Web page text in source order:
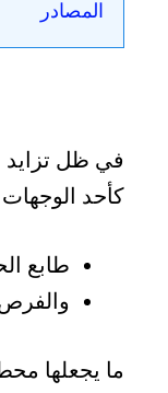
المصادر
في ظل تزايد
كأحد
طابع
والفرص
ما يجعلها